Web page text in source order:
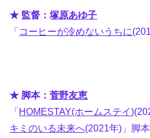
★ 監督：塚原あゆ子
「コーヒーが冷めないうちに
★ 脚本：菅野友恵
「 HOMESTAY(ホームステイ)
キミのいる未来へ(2021年)」脚